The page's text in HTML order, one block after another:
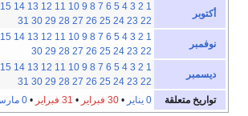
أكتوبر
1
2
3
4
5
6
7
8
9
10
11
12
13
14
15
22
23
24
25
26
27
28
29
30
31
نوفمبر
1
2
3
4
5
6
7
8
9
10
11
12
13
14
15
22
23
24
25
26
27
28
29
30
ديسمبر
1
2
3
4
5
6
7
8
9
10
11
12
13
14
15
22
23
24
25
26
27
28
29
30
31
تواريخ متعلقة
0 يناير •30 فبراير • 31 فبراير •0 مارس